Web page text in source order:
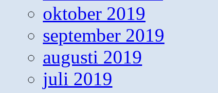
oktober 2019
september 2019
augusti 2019
juli 2019